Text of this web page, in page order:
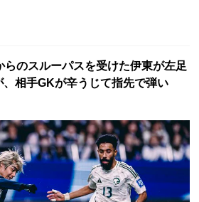
のスルーパスを受けた伊東が左足
相手GKが辛うじて指先で弾い